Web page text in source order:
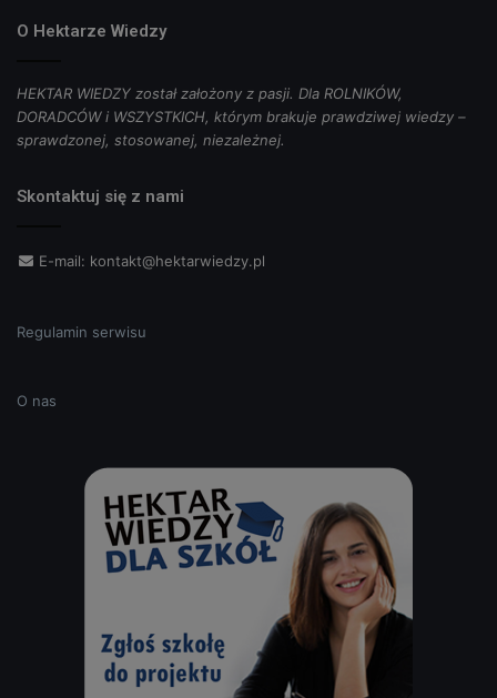
O Hektarze Wiedzy
HEKTAR WIEDZY został założony z pasji. Dla ROLNIKÓW,
DORADCÓW i WSZYSTKICH, którym brakuje prawdziwej wiedzy –
sprawdzonej, stosowanej, niezależnej.
Skontaktuj się z nami
E-mail: kontakt@hektarwiedzy.pl
Regulamin serwisu
O nas